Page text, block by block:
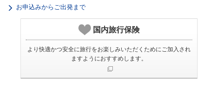
お申込みからご出発まで
国内旅行保険
より快適かつ安全に旅行をお楽しみいただくためにご加入され
ますようにおすすめします。